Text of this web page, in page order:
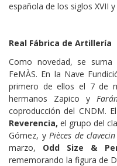
española de los siglos XVII y
Real Fábrica de Artillería
Como novedad, se
FeMÀS. En la Nave
primero de ellos el 7 de
hermanos Zapico y
coproducción del CNDM.
Reverencia, el grupo del
Gómez, y Pièces de
marzo, Odd Size &
rememorando la figura de